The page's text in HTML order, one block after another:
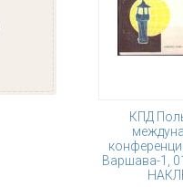
КПД
Варшава-1,